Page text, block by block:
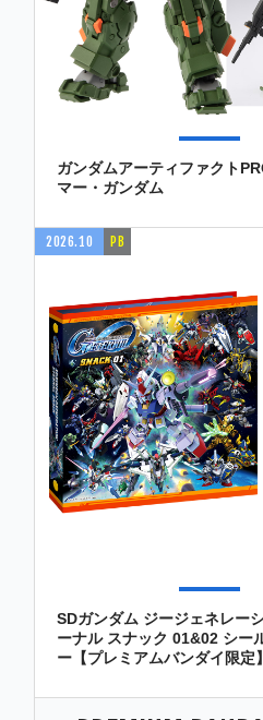
ガンダムアーティファクト
マー・ガンダム
2026.10 PB
SDガンダム ジージェネレー
ーナル スナック 01&02 シー
ー【プレミアムバンダイ限定】